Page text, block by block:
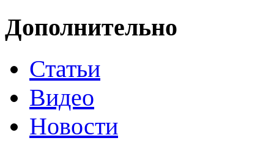
Дополнительно
Статьи
Видео
Новости